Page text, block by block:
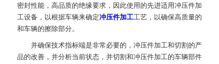
密封性能 ， 高品质的绝缘要求 ， 因此使用的先进适用冲压件加
工设备 ，以根据车辆来确定冲压件加工工艺，以确保高质量的
和车辆的擦除部分。
并确保技术指标端是非常必要的 ，冲压件加工和切割的产
品的改善，并分析当前状态，并切割和冲压件加工 的车辆部件